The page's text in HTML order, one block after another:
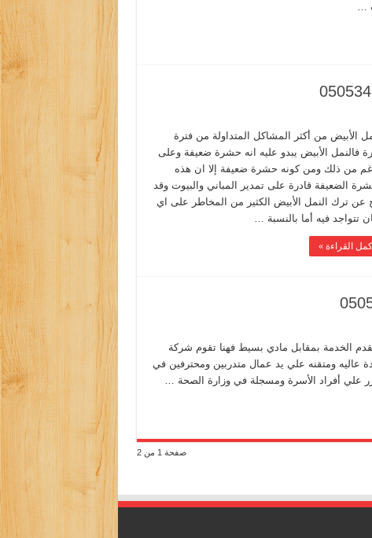
…
الأبيض من أكثر المشاكل المتداولة من فترة
فالنمل الأبيض يبدو عليه انه حشرة ضعيفة وعلى
من ذلك ومن كونه حشرة ضعيفة إلا ان هذه
الضعيفة قادرة على تمدير المباني والبيوت وقد
عن ترك النمل الأبيض الكثير من المخاطر على اي
تتواجد فيه أما بالنسبة …
أكمل القراءة »
الخدمة بمقابل مادي بسيط فهنا تقوم شركة
عاليه ومتقنه علي يد عمال متدربين ومحترفين في
علي أفراد الأسرة ومسجلة في وزارة الصحة …
صفحة 1 من 2